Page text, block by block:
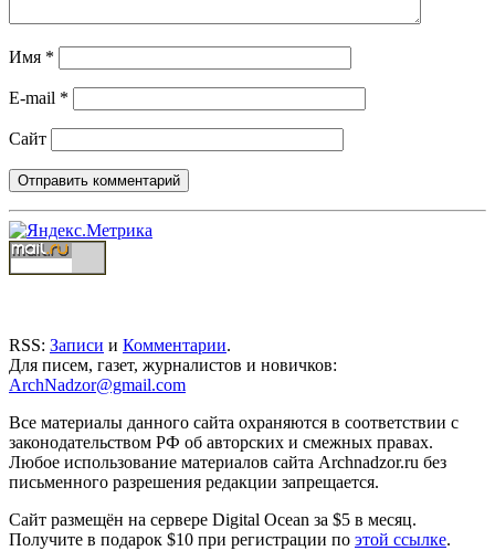
Имя *
E-mail *
Сайт
RSS: Записи и Комментарии.
Для писем, газет, журналистов и новичков:
ArchNadzor@gmail.com
Все материалы данного сайта охраняются в соответствии с
законодательством РФ об авторских и смежных правах.
Любое использование материалов сайта Archnadzor.ru без
письменного разрешения редакции запрещается.
Сайт размещён на сервере Digital Ocean за $5 в месяц.
Получите в подарок $10 при регистрации по этой ссылке.